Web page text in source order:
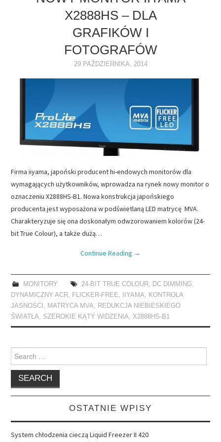
OPROGRAMOWANIE
X2888HS – DLA
GRAFIKÓW I
FOTOGRAFÓW
29 PAŹDZIERNIKA, 2014
Firma iiyama, japoński producent hi-endowych monitorów dla
wymagających użytkowników, wprowadza na rynek nowy monitor o
oznaczeniu X2888HS-B1. Nowa konstrukcja japońskiego
producenta jest wyposażona w podświetlaną LED matrycę MVA.
Charakteryzuje się ona doskonałym odwzorowaniem kolorów (24-
bit True Colour), a także dużą…
Continue Reading →
MONITORY 24-BIT TRUE COLOUR, DC DIMMING,
DYNAMICZNY ACR, FLICKER-FREE, IIYAMA, KONTROLA
JASNOŚCI , MATRYCA MVA, REDUKCJA NIEBIESKIEGO
ŚWIATŁA, SZEROKIE KĄTY WIDZENIA,X2888HS-B1
Search
for:
OSTATNIE WPISY
System chłodzenia cieczą Liquid Freezer II 420